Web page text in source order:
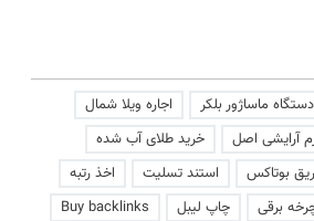
ماساژور بلکر
اجاره ویلا شمال
آرایشی اصل
خرید طلای آب شده
بوتاکس استند تسلیت
اخذ رتبه
برقی چاپ لیبل
Buy backlinks